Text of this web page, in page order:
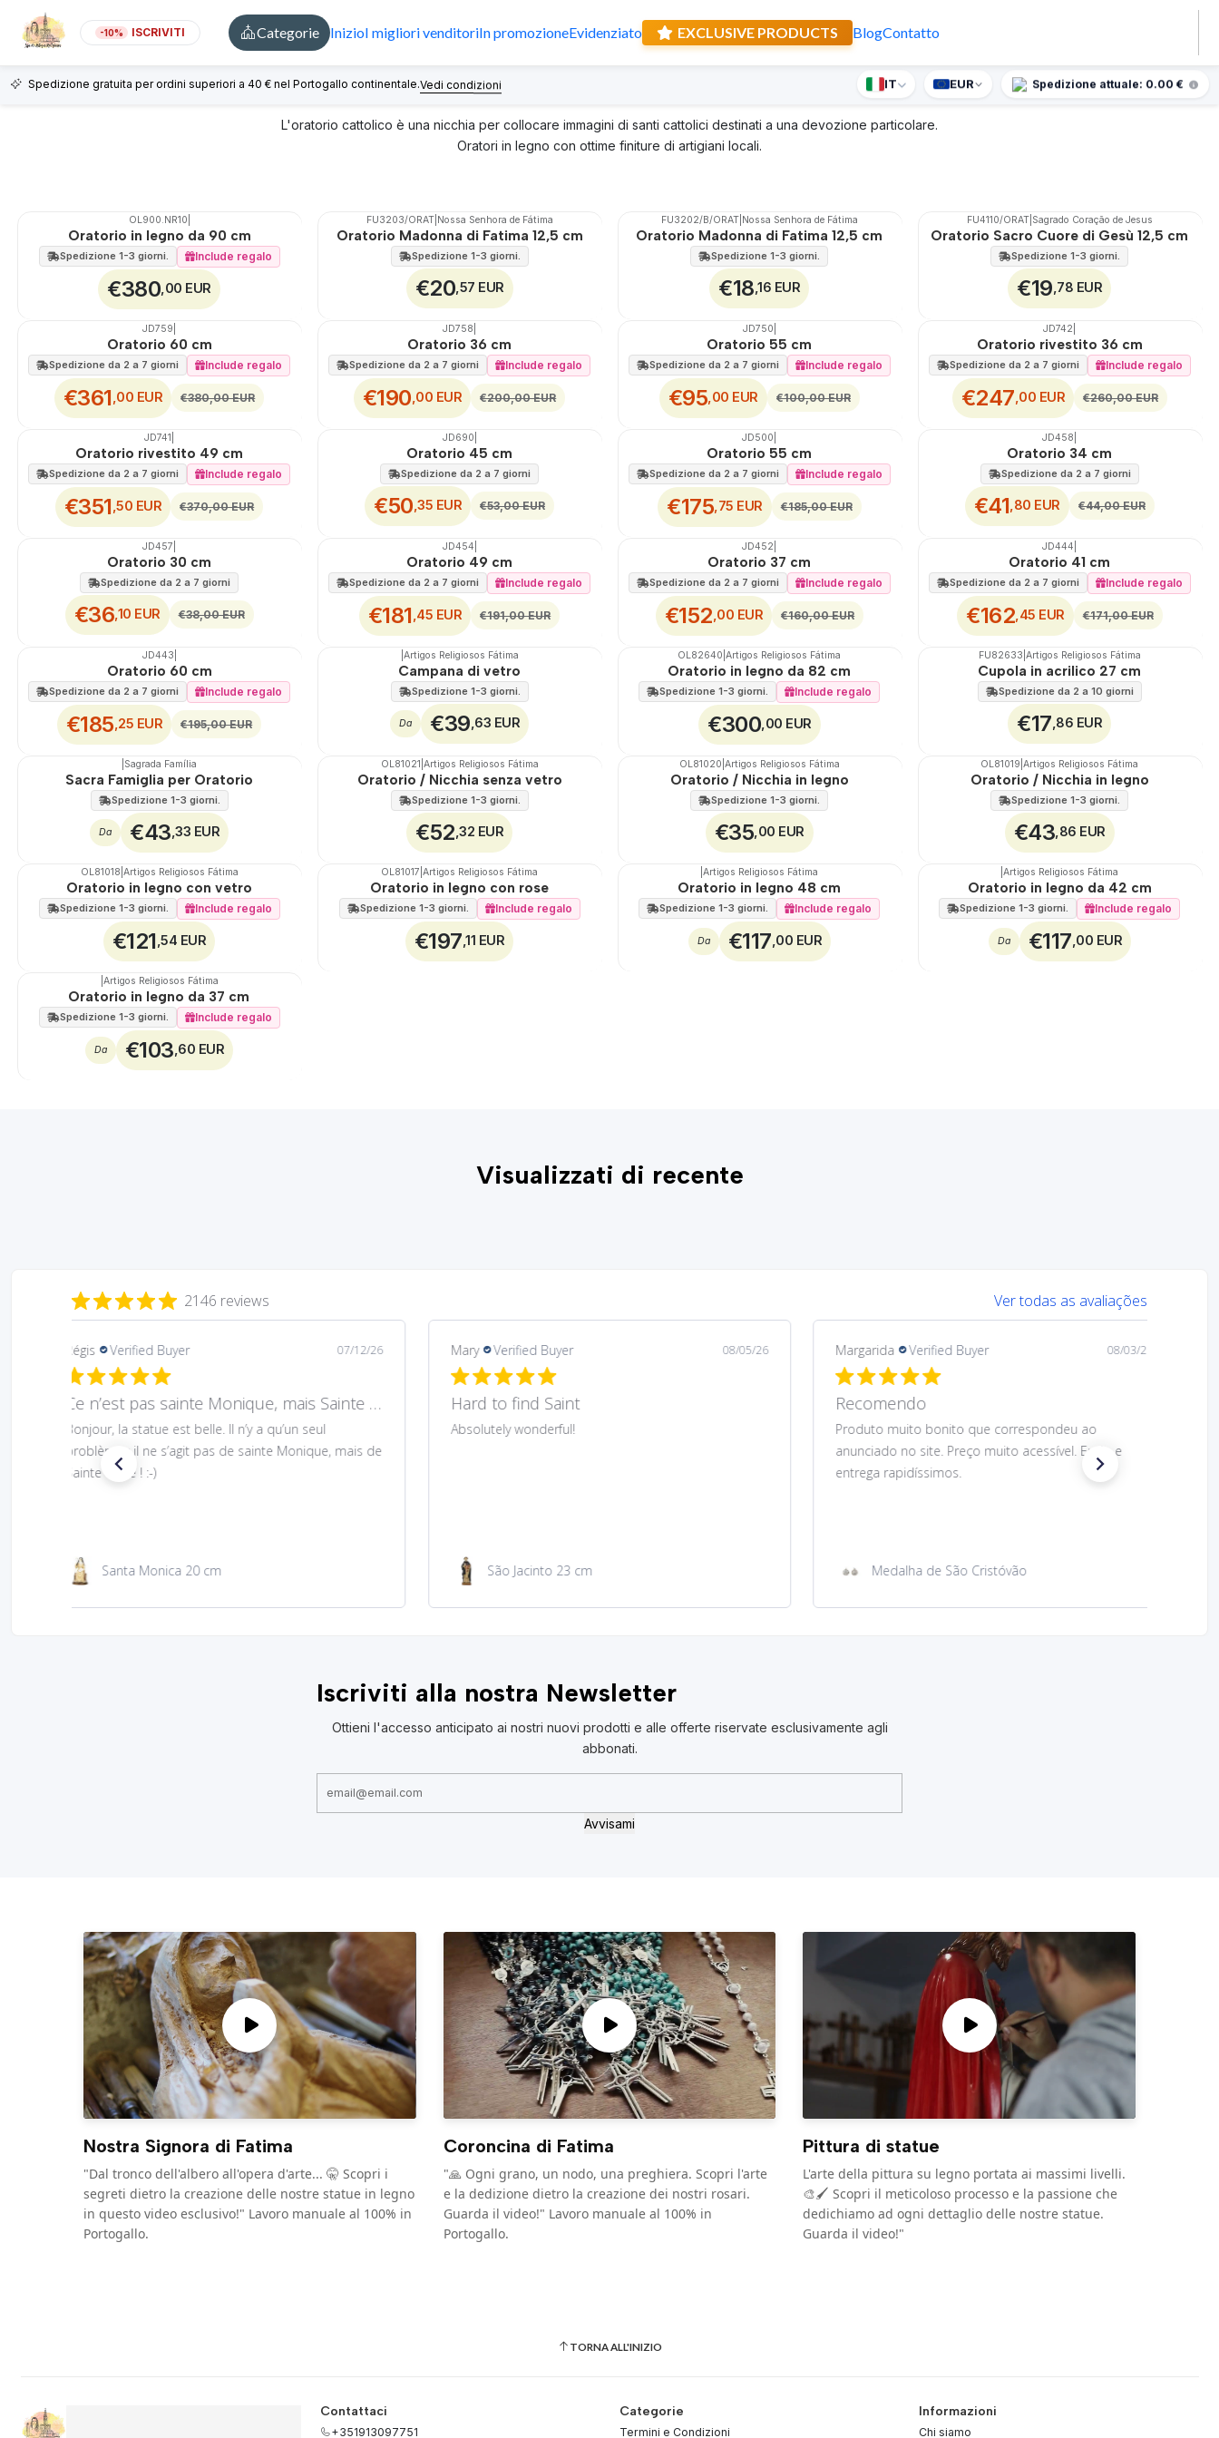
-10% ISCRIVITI Categorie InizioI migliori venditoriIn promozioneEvidenziato EXCLUSIVE PRODUCTS BlogContatto
Spedizione gratuita per ordini superiori a 40 € nel Portogallo continentale.Vedi condizioni Ricevi un regalo a sorpresa per ordini superiori a 90 €.
IT EUR Spedizione attuale: 0.00 €
L'oratorio cattolico è una nicchia per collocare immagini di santi cattolici destinati a una devozione particolare.
Oratori in legno con ottime finiture di artigiani locali.
Filtri
OL900.NR10
Oratorio in legno da 90 cm
Spedizione 1-3 giorni. Include regalo
€380 ,00 EUR
🇵🇹
Non disponibile
FU3203/ORAT| Nossa Senhora de Fátima
Oratorio Madonna di Fatima 12,5 cm
Spedizione 1-3 giorni.
€20 ,57 EUR
🇵🇹
Non disponibile
FU3202/B/ORAT| Nossa Senhora de Fátima
Oratorio Madonna di Fatima 12,5 cm
Spedizione 1-3 giorni.
€18 ,16 EUR
🇵🇹
Non disponibile
FU4110/ORAT| Sagrado Coração de Jesus
Oratorio Sacro Cuore di Gesù 12,5 cm
Spedizione 1-3 giorni.
€19 ,78 EUR
JD759
Oratorio 60 cm
Spedizione da 2 a 7 giorni Include regalo
€361 ,00 EUR €380,00 EUR
JD758
Oratorio 36 cm
Spedizione da 2 a 7 giorni Include regalo
€190 ,00 EUR €200,00 EUR
JD750
Oratorio 55 cm
Spedizione da 2 a 7 giorni Include regalo
€95 ,00 EUR €100,00 EUR
JD742
Oratorio rivestito 36 cm
Spedizione da 2 a 7 giorni Include regalo
€247 ,00 EUR €260,00 EUR
JD741
Oratorio rivestito 49 cm
Spedizione da 2 a 7 giorni Include regalo
€351 ,50 EUR €370,00 EUR
JD690
Oratorio 45 cm
Spedizione da 2 a 7 giorni
€50 ,35 EUR €53,00 EUR
JD500
Oratorio 55 cm
Spedizione da 2 a 7 giorni Include regalo
€175 ,75 EUR €185,00 EUR
JD458
Oratorio 34 cm
Spedizione da 2 a 7 giorni
€41 ,80 EUR €44,00 EUR
JD457
Oratorio 30 cm
Spedizione da 2 a 7 giorni
€36 ,10 EUR €38,00 EUR
JD454
Oratorio 49 cm
Spedizione da 2 a 7 giorni Include regalo
€181 ,45 EUR €191,00 EUR
JD452
Oratorio 37 cm
Spedizione da 2 a 7 giorni Include regalo
€152 ,00 EUR €160,00 EUR
JD444
Oratorio 41 cm
Spedizione da 2 a 7 giorni Include regalo
€162 ,45 EUR €171,00 EUR
JD443
Oratorio 60 cm
Spedizione da 2 a 7 giorni Include regalo
€185 ,25 EUR €195,00 EUR
Artigos Religiosos Fátima
Campana di vetro
Spedizione 1-3 giorni.
Da €39 ,63 EUR
OL82640 |Artigos Religiosos Fátima
Oratorio in legno da 82 cm
Spedizione 1-3 giorni. Include regalo
€300 ,00 EUR
FU82633 Artigos Religiosos Fátima
Cupola in acrilico 27 cm
Spedizione da 2 a 10 giorni
€17 ,86 EUR
Sagrada Família
Sacra Famiglia per Oratorio
Spedizione 1-3 giorni.
Da €43 ,33 EUR
Non disponibile
OL81021 Artigos Religiosos Fátima
Oratorio / Nicchia senza vetro
Spedizione 1-3 giorni.
€52 ,32 EUR
Non disponibile
OL81020 Artigos Religiosos Fátima
Oratorio / Nicchia in legno
Spedizione 1-3 giorni.
€35 ,00 EUR
OL81019 |Artigos Religiosos Fátima
Oratorio / Nicchia in legno
Spedizione 1-3 giorni.
€43 ,86 EUR
OL81018 Artigos Religiosos Fátima
Oratorio in legno con vetro
Spedizione 1-3 giorni. Include regalo
€121 ,54 EUR
OL81017 Artigos Religiosos Fátima
Oratorio in legno con rose
Spedizione 1-3 giorni. Include regalo
€197 ,11 EUR
|Artigos Religiosos Fátima
Oratorio in legno 48 cm
Spedizione 1-3 giorni. Include regalo
Da €117 ,00 EUR
|Artigos Religiosos Fátima
Oratorio in legno da 42 cm
Spedizione 1-3 giorni. Include regalo
Da €117 ,00 EUR
Artigos Religiosos Fátima
Oratorio in legno da 37 cm
Spedizione 1-3 giorni. Include regalo
Da €103 ,60 EUR
Visualizzati di recente
2146 reviews Ver todas as avaliações
Mary Verified Buyer 08/05/26
Hard to find Saint
Absolutely wonderful!
São Jacinto 23 cm
Margarida Verified Buyer 08/03/26
Recomendo
Produto muito bonito que correspondeu ao
Medalha de São Cristóvão
Margarida Verified Buyer 08/03/26
Recomendo.
Preço muito acessível e design muito bom do
produto. O produto correspondeu ao anunciado.
Envio e entrega rapidíssimos. Voltaria a comprar.
Íman de metal com imagem São Cristóvão
Iscriviti alla nostra Newsletter
Ottieni l'accesso anticipato ai nostri nuovi prodotti e alle offerte riservate esclusivamente agli
abbonati.
Avvisami
Nostra Signora di Fatima
"Dal tronco dell'albero all'opera d'arte... 🤫 Scopri i
segreti dietro la creazione delle nostre statue in legno
in questo video esclusivo!" Lavoro manuale al 100% in
Portogallo.
Coroncina di Fatima
"🙏 Ogni grano, un nodo, una preghiera. Scopri l'arte
e la dedizione dietro la creazione dei nostri rosari.
Guarda il video!" Lavoro manuale al 100% in
Portogallo.
Pittura di statue
L'arte della pittura su legno portata ai massimi livelli.
🎨🖌️ Scopri il meticoloso processo e la passione che
dedichiamo ad ogni dettaglio delle nostre statue.
Guarda il video!"
TORNA ALL'INIZIO
Contattaci
+351913097751
Categorie
Termini e Condizioni
Informazioni
Chi siamo